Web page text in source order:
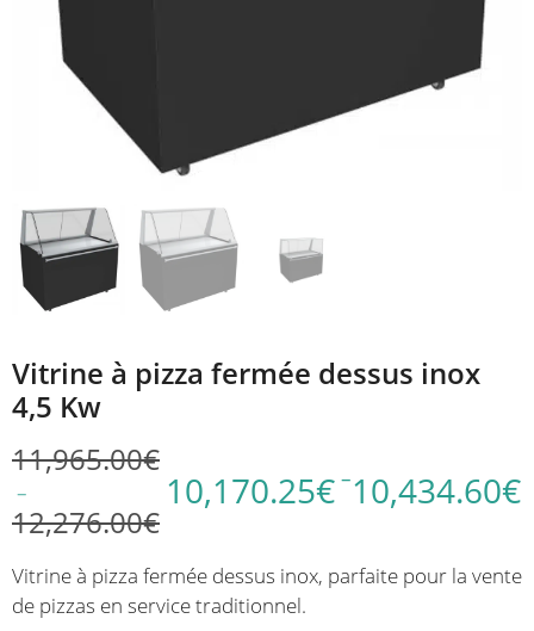
Vitrine à pizza fermée dessus inox
4,5 Kw
11,965.00€
–
12,276.00€Plage
prix :
11,965.00€
10,170.25€ –10,434.60€
Plage
de
prix :
10,170.25€
Vitrine à pizza fermée dessus inox, parfaite pour la vente
de pizzas en service traditionnel.